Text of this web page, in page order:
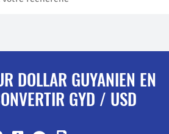
DOLLAR GUYANIEN EN
GYD / USD